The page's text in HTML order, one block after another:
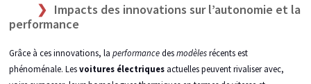
Impacts des innovations sur l’autonomie et la
performance
Grâce à ces innovations, la performancedesmodèlesrécents est
phénoménale. Lesvoitures électriquesactuelles peuvent rivaliser avec,